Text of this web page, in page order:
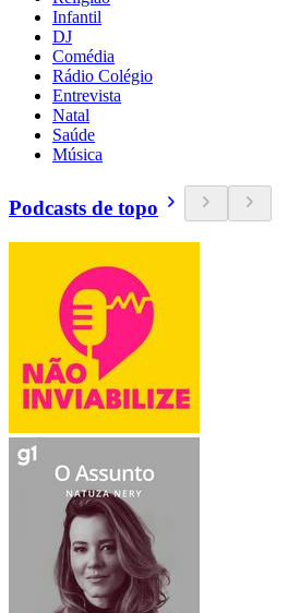
Infantil
DJ
Comédia
Rádio Colégio
Entrevista
Natal
Saúde
Música
Podcasts de topo